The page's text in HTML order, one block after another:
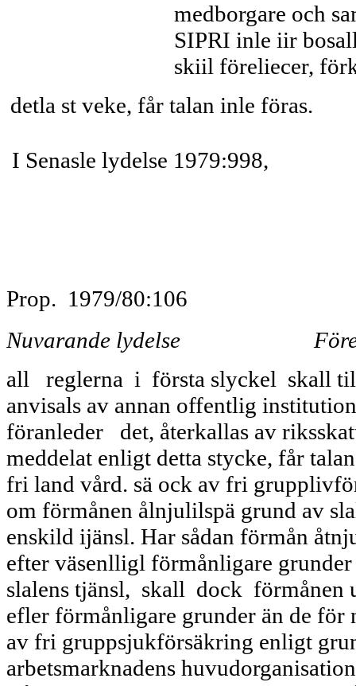
medborgare och
SIPRI inle iir
skiil föreliecer,
detla st veke, får talan inle föras.
I Senasle lydelse 1979:998,
Prop. 1979/80:106
Nuvarande lydelse
all reglerna i första slyckel skall
anvisals av annan offentlig
föranleder det, återkallas av
medde­lat enligt detta stycke, får
fri land vård. sä ock av fri
om förmånen ålnjulilspä grund av
enskild ijänsl. Har sådan förmån
efter väsenlligl förmånligare
slalens tjänsl, skall dock förmånen
efler förmånligare grunder än de för
av fri gruppsjukförsäkring enligt
arbetsmarknadens